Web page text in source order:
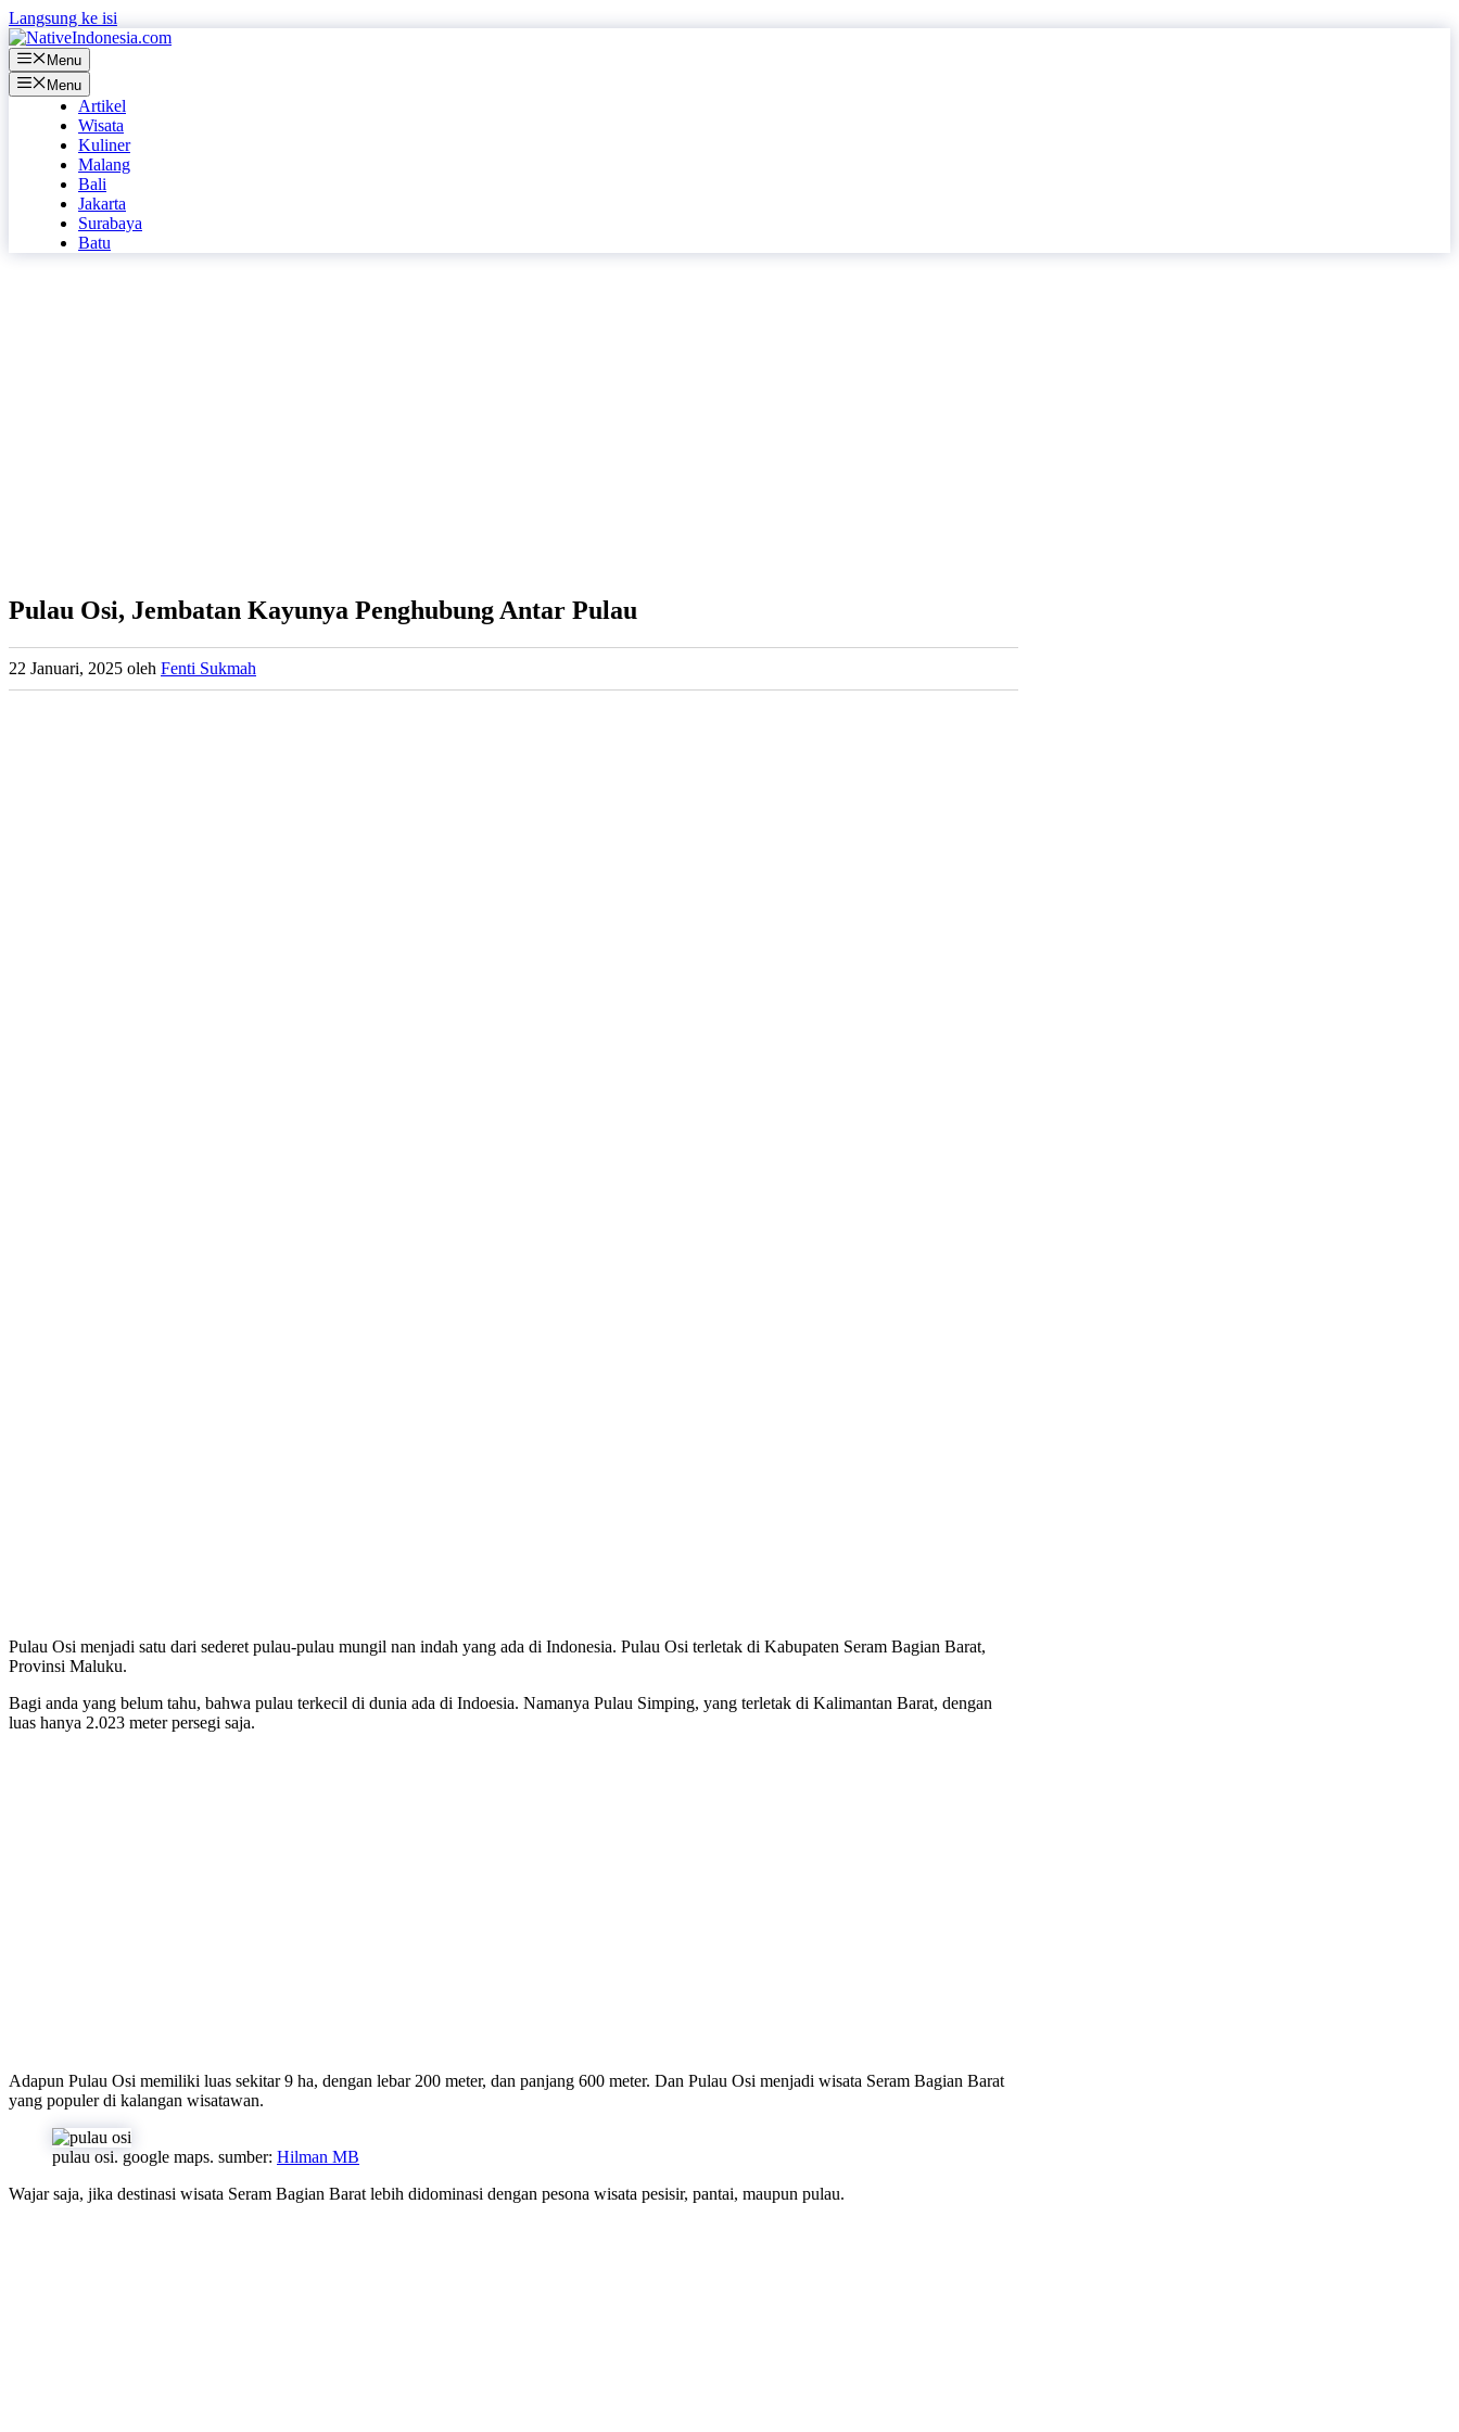
Langsung ke isi
Menu
Menu
Artikel
Wisata
Kuliner
Malang
Bali
Jakarta
Surabaya
Batu
Pulau Osi, Jembatan Kayunya Penghubung Antar Pulau
22 Januari, 2025 oleh Fenti Sukmah
Pulau Osi menjadi satu dari sederet pulau-pulau mungil nan indah yang ada di Indonesia. Pulau Osi terletak di Kabupaten Seram Bagian Barat,
Provinsi Maluku.
Bagi anda yang belum tahu, bahwa pulau terkecil di dunia ada di Indoesia. Namanya Pulau Simping, yang terletak di Kalimantan Barat, dengan
luas hanya 2.023 meter persegi saja.
Adapun Pulau Osi memiliki luas sekitar 9 ha, dengan lebar 200 meter, dan panjang 600 meter. Dan Pulau Osi menjadi wisata Seram Bagian Barat
yang populer di kalangan wisatawan.
pulau osi. google maps. sumber: Hilman MB
Wajar saja, jika destinasi wisata Seram Bagian Barat lebih didominasi dengan pesona wisata pesisir, pantai, maupun pulau.